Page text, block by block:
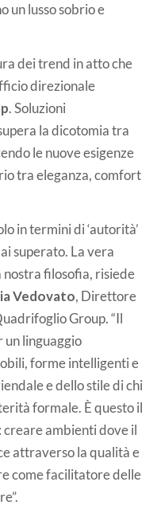
un lusso sobrio e
dei trend in atto che
direzionale
. Soluzioni
la dicotomia tra
le nuove esigenze
tra eleganza, comfort
in termini di ‘autorità’
superato. La vera
filosofia, risiede
Vedovato, Direttore
Group. “Il
un linguaggio
forme intelligenti e
e dello stile di chi
formale. È questo il
ambienti dove il
attraverso la qualità e
come facilitatore delle